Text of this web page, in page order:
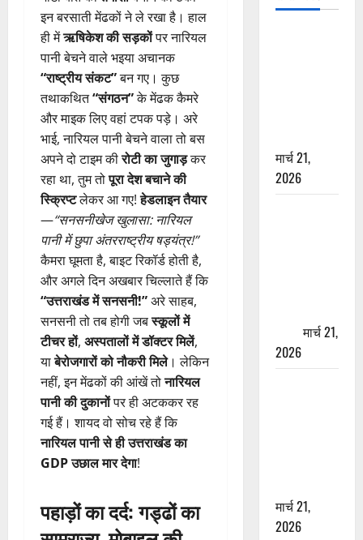
इन बरसाती मेंढकों ने ले रखा है। हाल
ही मेंऋषिकेश की सड़कोंपर नारियल
पानी बेचने वाले भइया अचानक
“राष्ट्रीय संकट”बन गए। कुछ
तथाकथित“संगठन”के मेंढक कैमरे
और माइक लिए वहां टपक पड़े। अरे
भाई, नारियल पानी बेचने वाला तो बस
अपने दो टाइम कीरोटी का जुगाड़कर
रहा था, तुम तोपूरा देश बचाने की
स्क्रिप्टलेकर आ गए!हेडलाइन तैयार
—“सनसनीखेज खुलासा: नारियल
पानी में छुपा अंतरराष्ट्रीय षड्यंत्र!”
कैमरा घूमता है, बाइट रिकॉर्ड होती है,
और अगले दिन अखबार चिल्लाते हैं कि
“उत्तराखंड में सनसनी!”अरे साहब,
सनसनी तो तब होगी जबस्कूलों में
टीचर हों, अस्पतालों में डॉक्टर मिलें,
याबेरोजगारों को नौकरी मिले। लेकिन
नहीं, इन मेंढकों की आंखें तोनारियल
पानी की दुकानोंपर ही अटककर रह
गई हैं। शायद वो सोच रहे हैं कि
नारियल पानी से ही उत्तराखंड का
GDP उछाल मार देगा!
पहाड़ों का दर्द: गड्ढों का
मार्च 21,
2026
मार्च 21,
2026
मार्च 21,
2026